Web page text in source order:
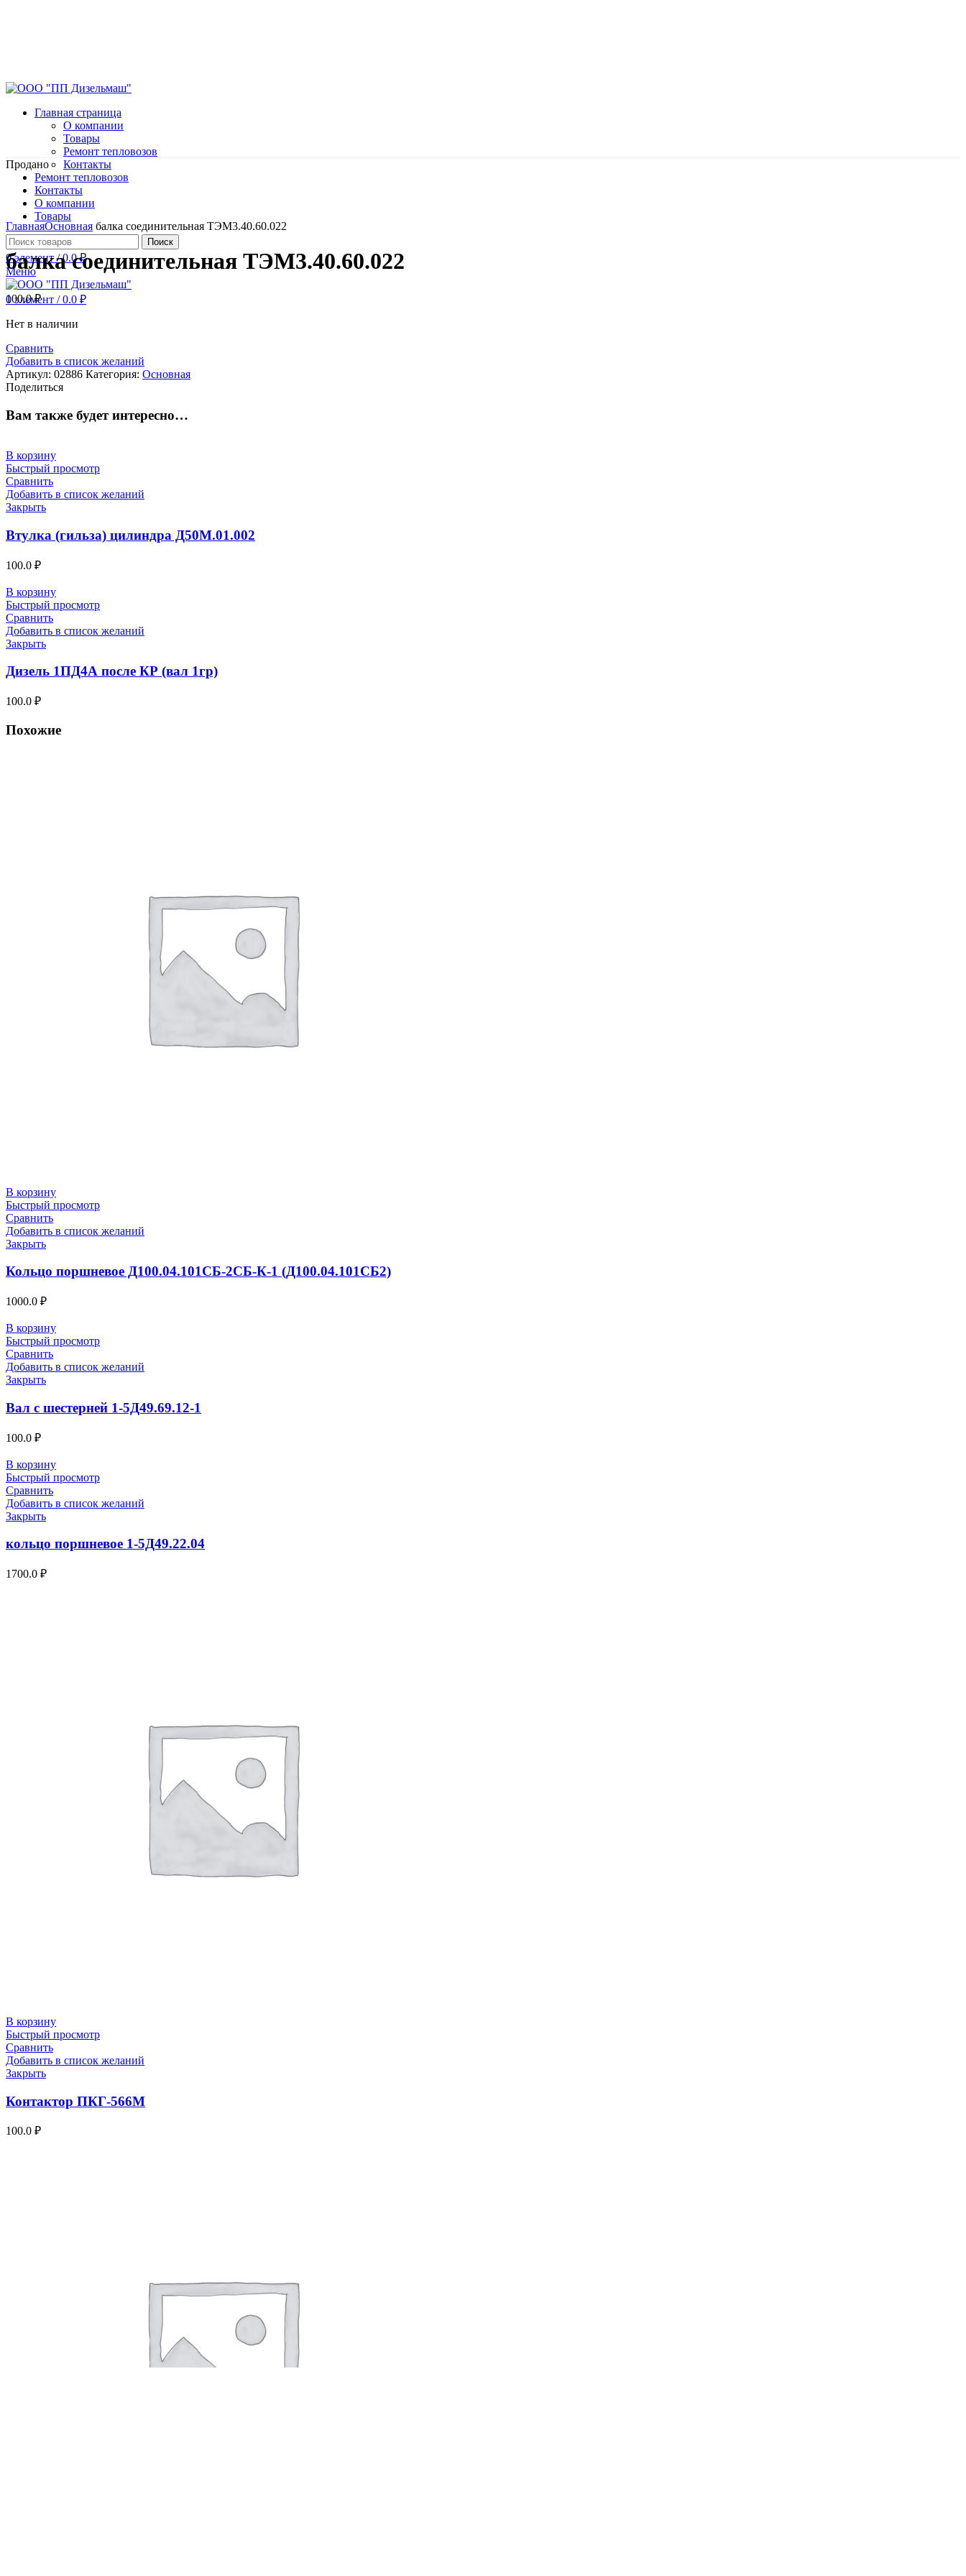
Главная страница
О компании
Товары
Ремонт тепловозов
Контакты
Ремонт тепловозов
Контакты
О компании
Товары
Поиск
0элемент / 0.0₽
Меню
0элемент / 0.0 ₽
Продано
Нажмите, чтобы увеличить
ГлавнаяОсновная балка соединительная ТЭМ3.40.60.022
балка соединительная ТЭМ3.40.60.022
100.0₽
Нет в наличии
Сравнить
Добавить в список желаний
Артикул: 02886 Категория: Основная
Поделиться
Вам также будет интересно…
В корзину
Быстрый просмотр
Сравнить
Добавить в список желаний
Закрыть
Втулка (гильза) цилиндра Д50М.01.002
100.0 ₽
В корзину
Быстрый просмотр
Сравнить
Добавить в список желаний
Закрыть
Дизель 1ПД4А после КР (вал 1гр)
100.0 ₽
Похожие
В корзину
Быстрый просмотр
Сравнить
Добавить в список желаний
Закрыть
Кольцо поршневое Д100.04.101СБ-2СБ-К-1 (Д100.04.101СБ2)
1000.0 ₽
В корзину
Быстрый просмотр
Сравнить
Добавить в список желаний
Закрыть
Вал с шестерней 1-5Д49.69.12-1
100.0 ₽
В корзину
Быстрый просмотр
Сравнить
Добавить в список желаний
Закрыть
кольцо поршневое 1-5Д49.22.04
1700.0 ₽
В корзину
Быстрый просмотр
Сравнить
Добавить в список желаний
Закрыть
Контактор ПКГ-566М
100.0 ₽